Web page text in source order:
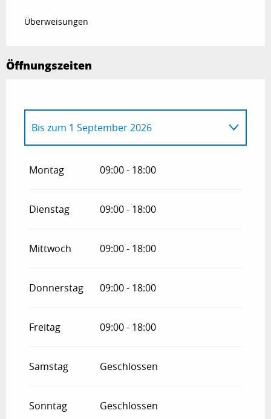
Überweisungen
Öffnungszeiten
Bis zum 1 September 2026
Dezember 2026
Montag 09:00 - 18:00
Dienstag 09:00 - 18:00
Mittwoch 09:00 - 18:00
Donnerstag 09:00 - 18:00
Freitag 09:00 - 18:00
Samstag Geschlossen
Sonntag Geschlossen